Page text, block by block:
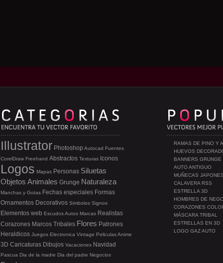
RAMAS DE PINO Y
HUEVOS
BANNERS GRUNGE
AUTO ANTIGUO
MUÑECAS
CALAVERA RSS
ESTRELLA 3D
HOMBRES DE
CORAZONES
MÁSCARA TRIBAL
ESTRELLAS EN 3D
LOGO GAZ AUTO
Illustrator Photoshop Autocad Fuentes
CorelDraw Freehand Abstractos Texturas Iconos
Logos Mapas Personas Siluetas
Objetos Animales Grunge Naturaleza
Manchas y Gotas Fechas especiales Formas
Ornamentos Decorativos Simbolos Signos
Elementos web EscudosAutos Marcas Realistas
Corazones Marcos Tribales Flores Patrones
Heraldicos Juegos Electronica Vintage PeliculasAnime
3D Caricaturas Dibujos Vacaciones Navidad
Pascua Dia de la madre Dia del padre Negocios